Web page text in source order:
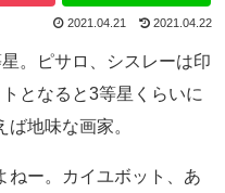
2021.04.21 2021.04.22
。ピサロ、シスレーは印
となると3等星くらいに
地味な画家。
ねー。カイユボット、あ